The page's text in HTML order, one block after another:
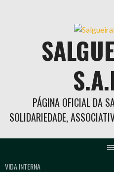
PÁGINA OFICIAL DA
SOLIDARIEDADE,
VIDA INTERNA